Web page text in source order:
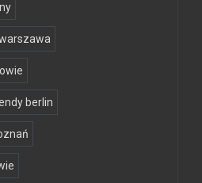
berlin